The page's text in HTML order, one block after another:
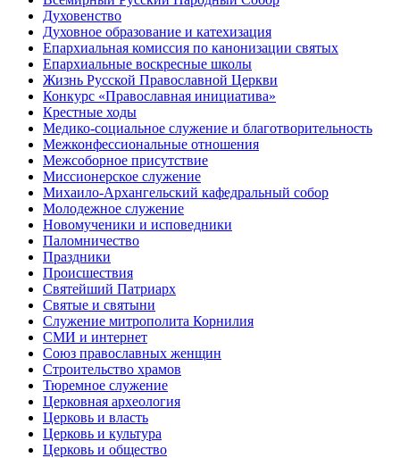
Духовенство
Духовное образование и катехизация
Епархиальная комиссия по канонизации святых
Епархиальные воскресные школы
Жизнь Русской Православной Церкви
Конкурс «Православная инициатива»
Крестные ходы
Медико-социальное служение и благотворительность
Межконфессиональные отношения
Межсоборное присутствие
Миссионерское служение
Михаило-Архангельский кафедральный собор
Молодежное служение
Новомученики и исповедники
Паломничество
Праздники
Происшествия
Святейший Патриарх
Святые и святыни
Служение митрополита Корнилия
СМИ и интернет
Союз православных женщин
Строительство храмов
Тюремное служение
Церковная археология
Церковь и власть
Церковь и культура
Церковь и общество